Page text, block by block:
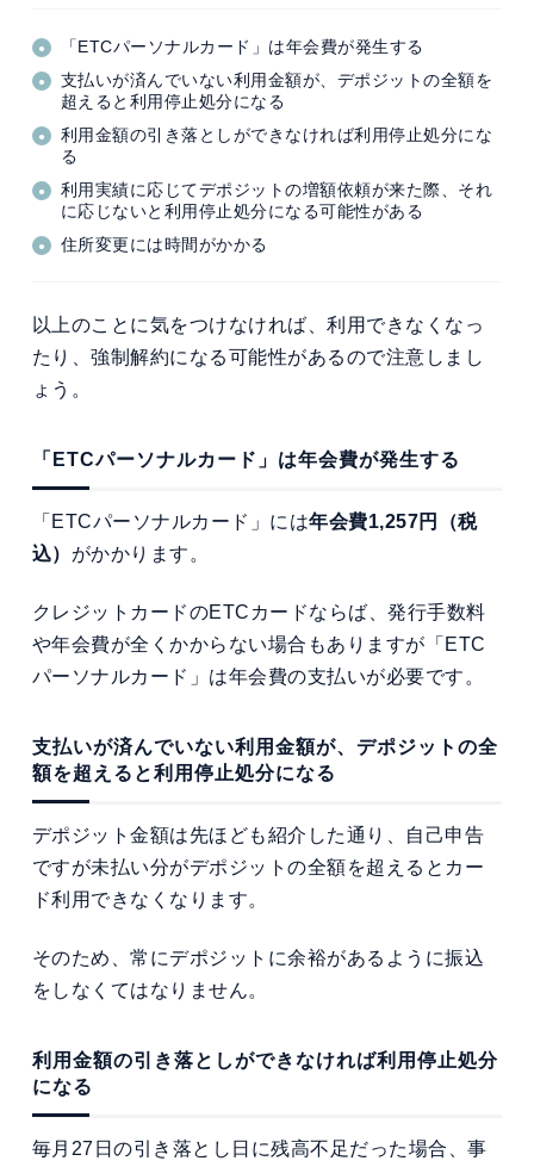
「ETCパーソナルカード」は年会費が発生する
支払いが済んでいない利用金額が、デポジットの全額を
超えると利用停止処分になる
利用金額の引き落としができなければ利用停止処分にな
る
利用実績に応じてデポジットの増額依頼が来た際、それ
に応じないと利用停止処分になる可能性がある
住所変更には時間がかかる
以上のことに気をつけなければ、利用できなくなっ
たり、強制解約になる可能性があるので注意しまし
ょう。
「ETCパーソナルカード」は年会費が発生する
「ETCパーソナルカード」には年会費1,257円（税
込） がかかります。
クレジットカードのETCカードならば、発行手数料
や年会費が全くかからない場合もありますが「ETC
パーソナルカード」は年会費の支払いが必要です。
支払いが済んでいない利用金額が、デポジットの全
額を超えると利用停止処分になる
デポジット金額は先ほども紹介した通り、自己申告
ですが未払い分がデポジットの全額を超えるとカー
ド利用できなくなります。
そのため、常にデポジットに余裕があるように振込
をしなくてはなりません。
利用金額の引き落としができなければ利用停止処分
になる
毎月27日の引き落とし日に残高不足だった場合、事